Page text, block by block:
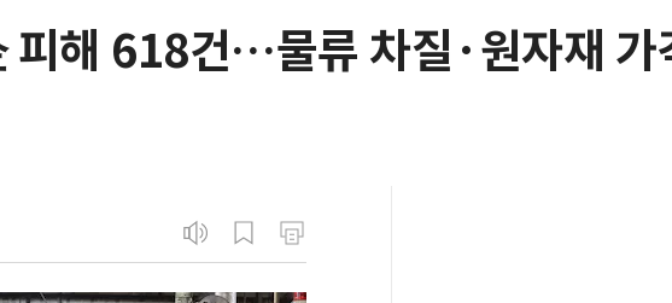
피해 618건…물류 차질·원자재 가